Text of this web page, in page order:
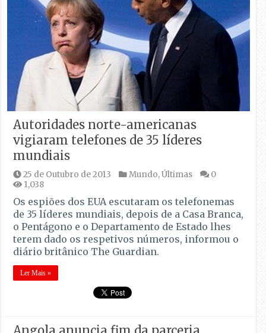
Autoridades norte-americanas
vigiaram telefones de 35 líderes
mundiais
25 de Outubro de 2013 Mundo,Últimas
0
1,038
Os espiões dos EUA escutaram os telefonemas
de 35 líderes mundiais, depois de a Casa Branca,
o Pentágono e o Departamento de Estado lhes
terem dado os respetivos números, informou o
diário britânico The Guardian.
Ler Mais »